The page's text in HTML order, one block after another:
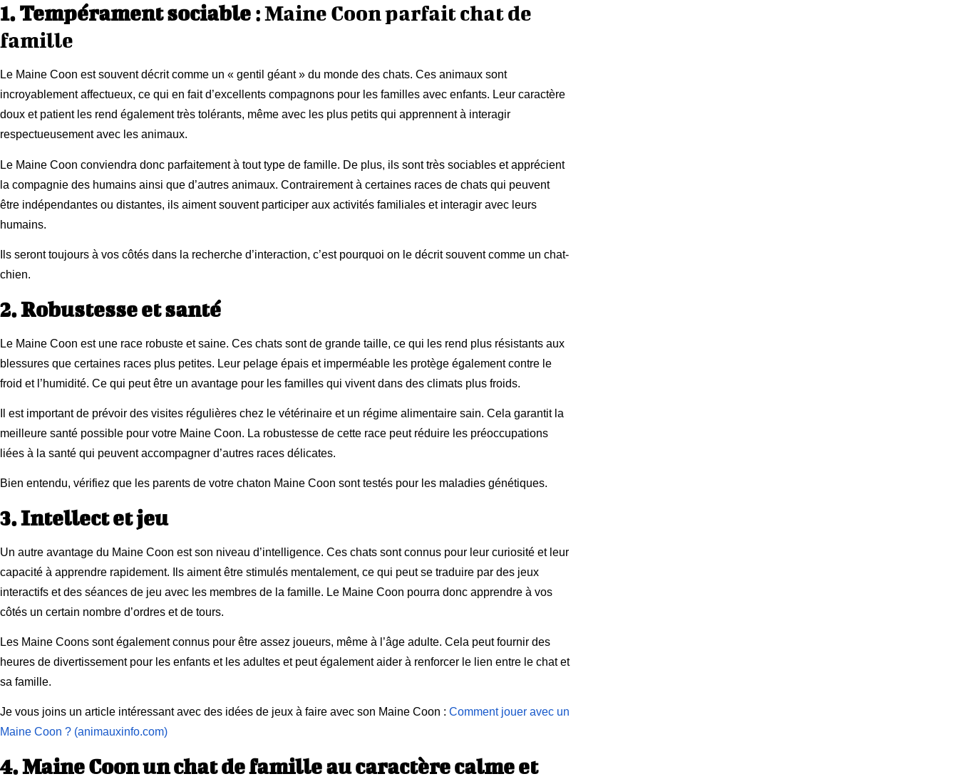
1. Tempérament sociable : Maine Coon parfait chat de
famille
Le Maine Coon est souvent décrit comme un « gentil géant » du monde des chats. Ces animaux sont
incroyablement affectueux, ce qui en fait d’excellents compagnons pour les familles avec enfants. Leur caractère
doux et patient les rend également très tolérants, même avec les plus petits qui apprennent à interagir
respectueusement avec les animaux.
Le Maine Coon conviendra donc parfaitement à tout type de famille. De plus, ils sont très sociables et apprécient
la compagnie des humains ainsi que d’autres animaux. Contrairement à certaines races de chats qui peuvent
être indépendantes ou distantes, ils aiment souvent participer aux activités familiales et interagir avec leurs
humains.
Ils seront toujours à vos côtés dans la recherche d’interaction, c’est pourquoi on le décrit souvent comme un chat-
chien.
2. Robustesse et santé
Le Maine Coon est une race robuste et saine. Ces chats sont de grande taille, ce qui les rend plus résistants aux
blessures que certaines races plus petites. Leur pelage épais et imperméable les protège également contre le
froid et l’humidité. Ce qui peut être un avantage pour les familles qui vivent dans des climats plus froids.
Il est important de prévoir des visites régulières chez le vétérinaire et un régime alimentaire sain. Cela garantit la
meilleure santé possible pour votre Maine Coon. La robustesse de cette race peut réduire les préoccupations
liées à la santé qui peuvent accompagner d’autres races délicates.
Bien entendu, vérifiez que les parents de votre chaton Maine Coon sont testés pour les maladies génétiques.
3. Intellect et jeu
Un autre avantage du Maine Coon est son niveau d’intelligence. Ces chats sont connus pour leur curiosité et leur
capacité à apprendre rapidement. Ils aiment être stimulés mentalement, ce qui peut se traduire par des jeux
interactifs et des séances de jeu avec les membres de la famille. Le Maine Coon pourra donc apprendre à vos
côtés un certain nombre d’ordres et de tours.
Les Maine Coons sont également connus pour être assez joueurs, même à l’âge adulte. Cela peut fournir des
heures de divertissement pour les enfants et les adultes et peut également aider à renforcer le lien entre le chat et
sa famille.
Je vous joins un article intéressant avec des idées de jeux à faire avec son Maine Coon : Comment jouer avec un
Maine Coon ? (animauxinfo.com)
4. Maine Coon un chat de famille au caractère calme et